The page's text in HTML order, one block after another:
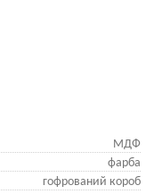
МДФ
фарба
гофрований короб